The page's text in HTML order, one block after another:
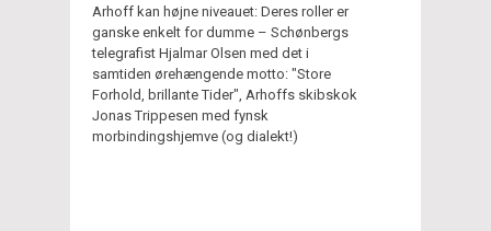
Arhoff kan højne niveauet: Deres roller er
ganske enkelt for dumme – Schønbergs
telegrafist Hjalmar Olsen med det i
samtiden ørehængende motto: "Store
Forhold, brillante Tider", Arhoffs skibskok
Jonas Trippesen med fynsk
morbindingshjemve (og dialekt!)